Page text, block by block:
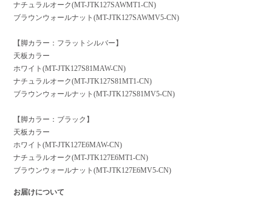
ナチュラルオーク(MT-JTK127SAWMT1-CN)
ブラウンウォールナット(MT-JTK127SAWMV5-CN)
【脚カラー：フラットシルバー】
天板カラー
ホワイト(MT-JTK127S81MAW-CN)
ナチュラルオーク(MT-JTK127S81MT1-CN)
ブラウンウォールナット(MT-JTK127S81MV5-CN)
【脚カラー：ブラック】
天板カラー
ホワイト(MT-JTK127E6MAW-CN)
ナチュラルオーク(MT-JTK127E6MT1-CN)
ブラウンウォールナット(MT-JTK127E6MV5-CN)
お届けについて